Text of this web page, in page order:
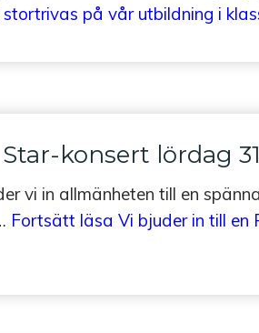
på vår utbildning i
konsert lördag
vi in allmänheten till en
Fortsätt läsa Vi bjuder in till en